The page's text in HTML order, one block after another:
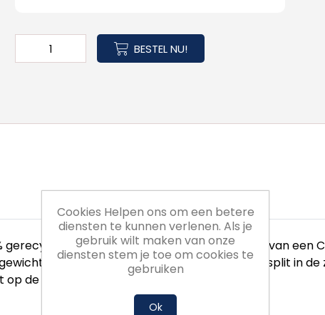
BESTEL NU!
materiaal. De Elliot Polo is voorzien van
en droogt snel. De polo, met een kleine split in
de linkermouw.
Cookies Helpen ons om een betere
diensten te kunnen verlenen. Als je
gebruik wilt maken van onze
diensten stem je toe om cookies te
gebruiken
Ok